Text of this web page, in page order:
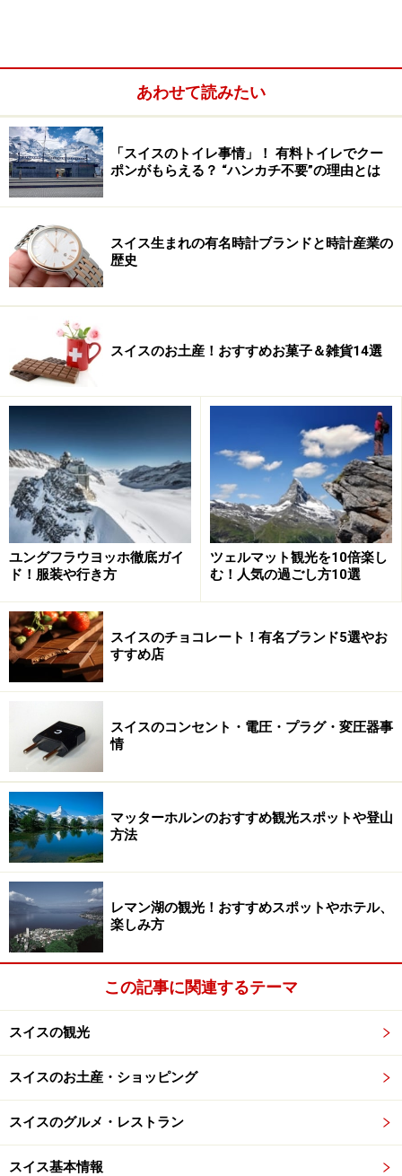
一粒チョコレートはプラリネ呼ばれる
スイスはチョコレートの原料、カカオの生産地ではあり
フリカに植民地を持ちませんでした。ではなぜ、スイス
はチョコレートの生産国として、これほど有名になった
のでしょうか？
19世紀、チョコレートは熱さましや鎮痛剤などに効く飲
み薬でした。当時はとても高価で、王侯や貴族などヨー
ロッパの特権階級の間で好まれていました。その後、現
在の板チョコの原型が英国で誕生。19世紀後半には、ス
イス人によりミルクチョコレートが登場します。さらに
「コンチング」と呼ばれる工程で、今までになかった口
の中でとろけるような食感のチョコレートが開発された
のです。
ミルクチョコレートの発明やコンチングなど、さまざま
なチョコレート製造技術の開発により、スイスでチョコ
レート産業が花開きました。チョコレートと言えばベル
ギーも有名ですが、もともとスイス人がブリュッセルに
移住してはじめたチョコレート製造業が、その起源と言
食べるのがもったいないほど美しく並んだアソート
あわせて読みたい
「スイスのトイレ事情」！ 有料トイレでクー
ポンがもらえる？ “ハンカチ不要”の理由とは
スイス生まれの有名時計ブランドと時計産業の
歴史
スイスのお土産！おすすめお菓子＆雑貨14選
ユングフラウヨッホ徹底ガイ
ド！服装や行き方
ツェルマット観光を10倍楽し
む！人気の過ごし方10選
スイスのチョコレート！有名ブランド5選やお
すすめ店
スイスのコンセント・電圧・プラグ・変圧器事
情
マッターホルンのおすすめ観光スポットや登山
方法
レマン湖の観光！おすすめスポットやホテル、
楽しみ方
この記事に関連するテーマ
スイスの観光
スイスのお土産・ショッピング
スイスのグルメ・レストラン
スイス基本情報